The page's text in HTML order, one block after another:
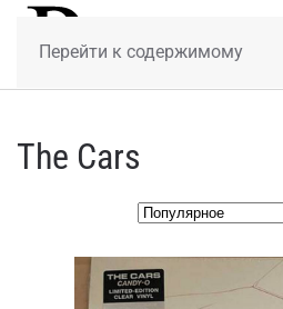
Перейти к содержимому
The Cars